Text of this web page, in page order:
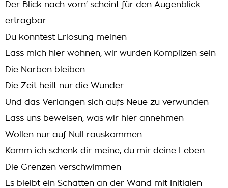
Der Blick nach vorn' scheint für den Augenblick
ertragbar
Du könntest Erlösung meinen
Lass mich hier wohnen, wir würden Komplizen sein
Die Narben bleiben
Die Zeit heilt nur die Wunder
Und das Verlangen sich aufs Neue zu verwunden
Lass uns beweisen, was wir hier annehmen
Wollen nur auf Null rauskommen
Komm ich schenk dir meine, du mir deine Leben
Die Grenzen verschwimmen
Es bleibt ein Schatten an der Wand mit Initialen